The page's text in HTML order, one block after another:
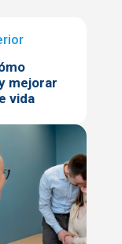
mejorar
vida